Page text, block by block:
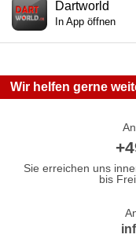
Dartworld
In App öffnen
Wir helfen gerne
Sie erreichen uns
bis